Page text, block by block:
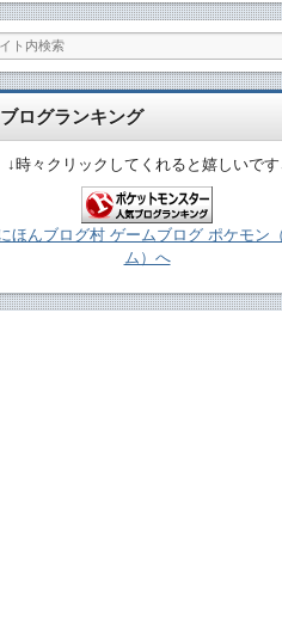
ブログランキング
↓時々クリックしてくれると嬉しいです